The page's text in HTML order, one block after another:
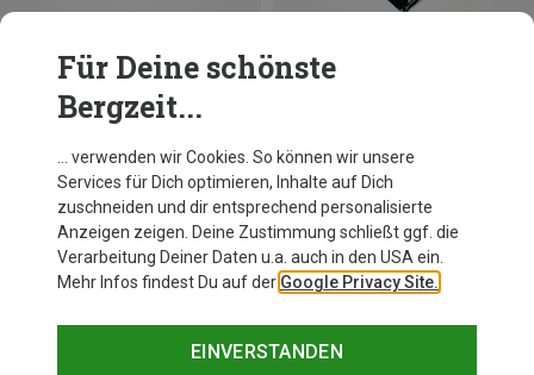
Du sparst 10%
Bergzeit Basics
Meru Alu Sitzkissen
2,95 €
Für Deine schönste
Bergzeit...
… verwenden wir Cookies. So können wir unsere
Services für Dich optimieren, Inhalte auf Dich
zuschneiden und dir entsprechend personalisierte
Anzeigen zeigen. Deine Zustimmung schließt ggf. die
Verarbeitung Deiner Daten u.a. auch in den USA ein.
Mehr Infos findest Du auf der Google Privacy Site.
EINVERSTANDEN